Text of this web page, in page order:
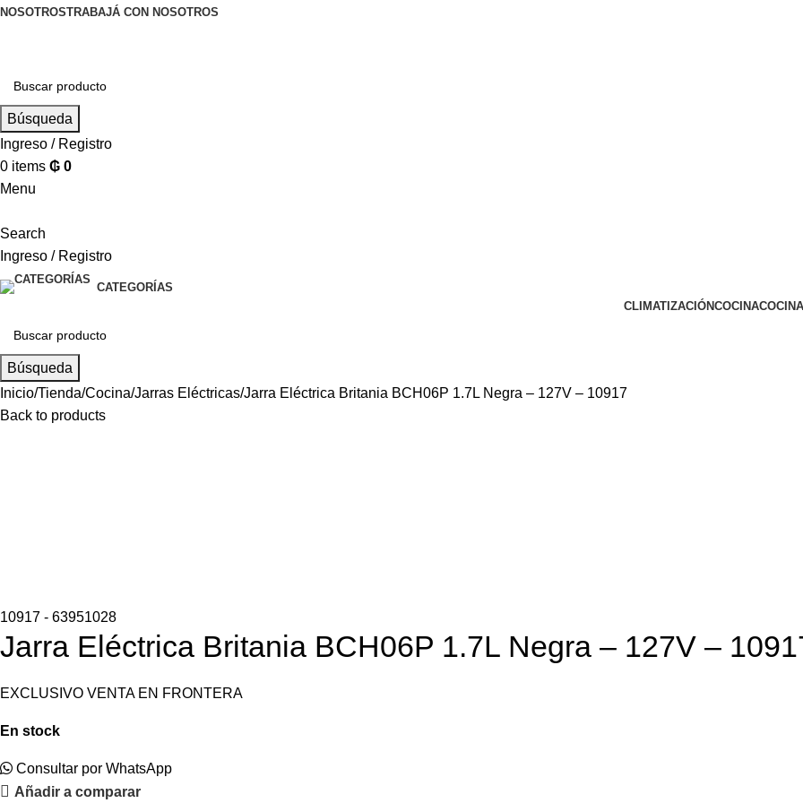
NOSOTROSTRABAJÁ CON NOSOTROS
Búsqueda
Ingreso / Registro
0 items ₲ 0
Menu
Search
Ingreso / Registro
CATEGORÍAS
CLIMATIZACIÓNCOCINA
Búsqueda
Inicio Tienda Cocina Jarras Eléctricas Jarra Eléctrica Britania BCH06P 1.7L Negra – 127V – 10917
Back to products
10917 - 63951028
Jarra Eléctrica Britania BCH06P 1.7L Negra – 127V –
EXCLUSIVO VENTA EN FRONTERA
En stock
Consultar por WhatsApp
Añadir a comparar